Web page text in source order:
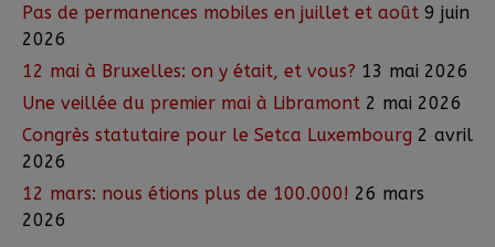
Pas de permanences mobiles en juillet et août 9 juin
2026
12 mai à Bruxelles: on y était, et vous? 13 mai 2026
Une veillée du premier mai à Libramont 2 mai 2026
Congrès statutaire pour le Setca Luxembourg 2 avril
2026
12 mars: nous étions plus de 100.000! 26 mars
2026